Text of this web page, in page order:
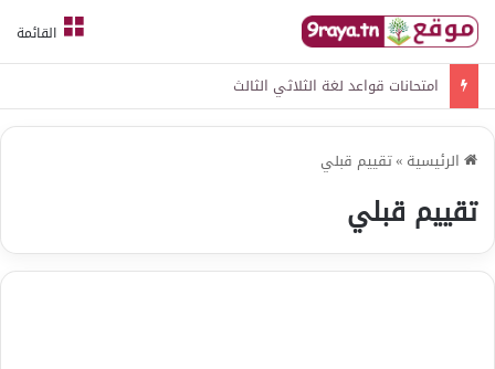
القائمة
امتحانات قواعد لغة الثلاثي الثالث
الرئيسية »تقييم قبلي
تقييم قبلي